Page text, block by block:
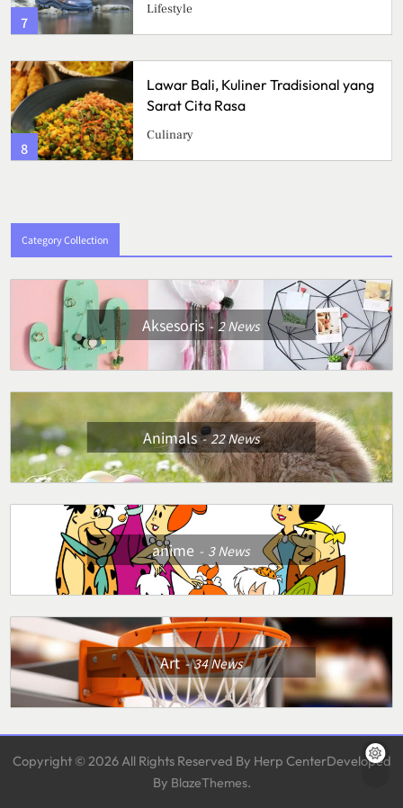
7
Lifestyle
8
Lawar Bali, Kuliner Tradisional yang
Sarat Cita Rasa
Culinary
Category Collection
Aksesoris 2News
Animals 22News
anime 3News
Art 34News
Copyright © 2026 All Rights Reserved By Herp CenterDeveloped
By BlazeThemes.